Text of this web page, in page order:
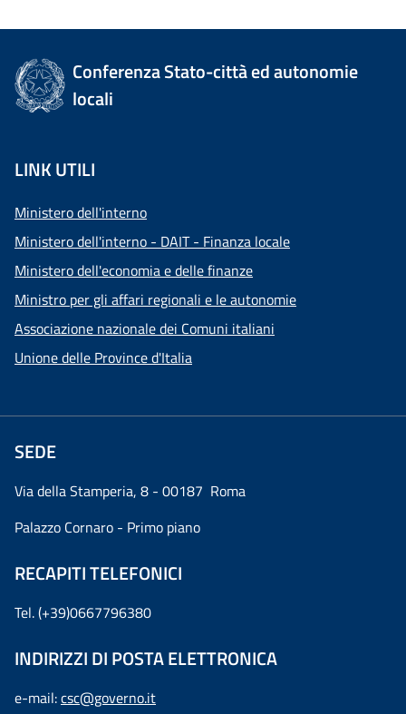
Conferenza Stato-città ed autonomie
locali
LINK UTILI
Ministero dell'interno
Ministero dell'interno - DAIT - Finanza locale
Ministero dell'economia e delle finanze
Ministro per gli affari regionali e le autonomie
Associazione nazionale dei Comuni italiani
Unione delle Province d'Italia
SEDE
Via della Stamperia, 8 - 00187 Roma
Palazzo Cornaro - Primo piano
RECAPITI TELEFONICI
Tel. (+39)0667796380
INDIRIZZI DI POSTA ELETTRONICA
e-mail:csc@governo.it